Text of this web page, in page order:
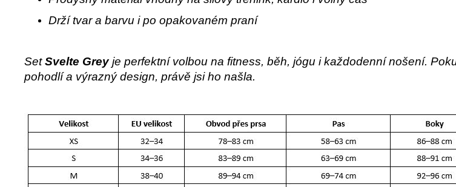
Drží tvar a barvu i po opakovaném praní
SetSvelte Greyje perfektní volbou na fitness, běh, jógu i každodenní nošení.
pohodlí a výrazný design, právě jsi ho našla.